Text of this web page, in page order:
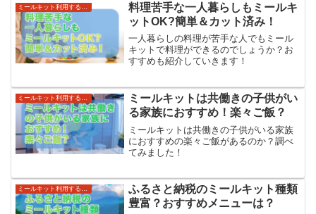
料理苦手な一人暮らしもミールキ
ットOK?簡単＆カット済み！
一人暮らしの料理が苦手な人でもミール
キットで料理ができるのでしょうか？お
すすめも紹介していきます！
ミールキット利用する世帯・利便性
ミールキットは共働きの子供がい
る家族におすすめ！楽々ご飯？
ミールキットは共働きの子供がいる家族
におすすめの楽々ご飯があるのか？調べ
てみました！
ミールキット利用する世帯・利便性
ふるさと納税のミールキット種類
豊富？おすすめメニューは？